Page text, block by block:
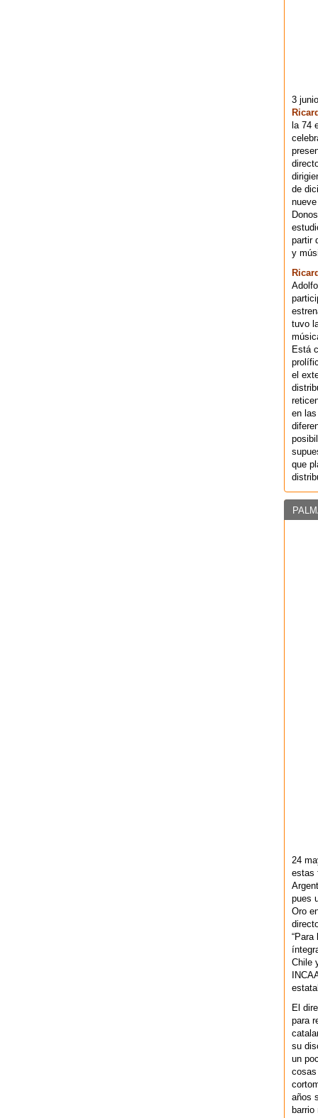
3
la 74
de
partir
y
tuvo
Está
el
en
que
24
estas
pues
Oro
“Para
Chile
El
para
su
un
cosas
años